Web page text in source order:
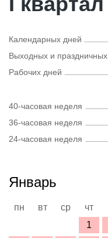
Календарных дней
Выходных и праздничных
Рабочих дней
40-часовая неделя
36-часовая неделя
24-часовая неделя
Январь
пн вт ср чт
1